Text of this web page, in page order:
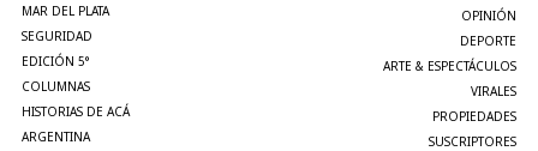
MAR DEL PLATA
SEGURIDAD
EDICIÓN 5°
COLUMNAS
HISTORIAS DE ACÁ
ARGENTINA
OPINIÓN
DEPORTE
ARTE & ESPECTÁCULOS
VIRALES
PROPIEDADES
SUSCRIPTORES